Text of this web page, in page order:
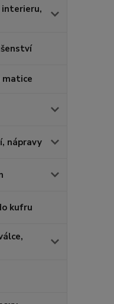
interieru,
matice
nápravy
kufru